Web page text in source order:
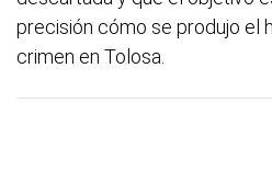
precisión cómo se produjo el
crimen en Tolosa.